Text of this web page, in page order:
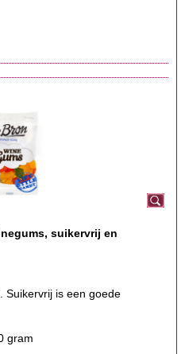
suikervrij en
Suikervrij is een goede
gram